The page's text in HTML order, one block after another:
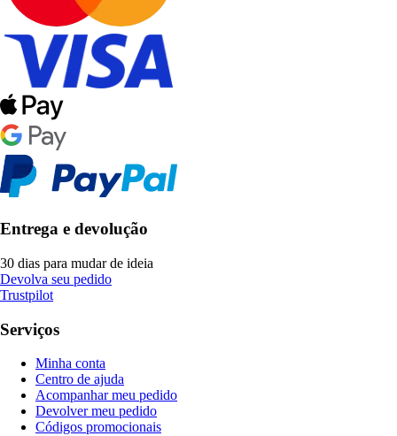
Entrega e devolução
30 dias para mudar de ideia
Devolva seu pedido
Trustpilot
Serviços
Minha conta
Centro de ajuda
Acompanhar meu pedido
Devolver meu pedido
Códigos promocionais